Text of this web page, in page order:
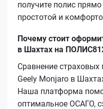
получите полис
простотой и
Почему стоит
в Шахтах на
Сравнение
Geely Monjaro в
Наша платформа
оптимальное ОСАГО,